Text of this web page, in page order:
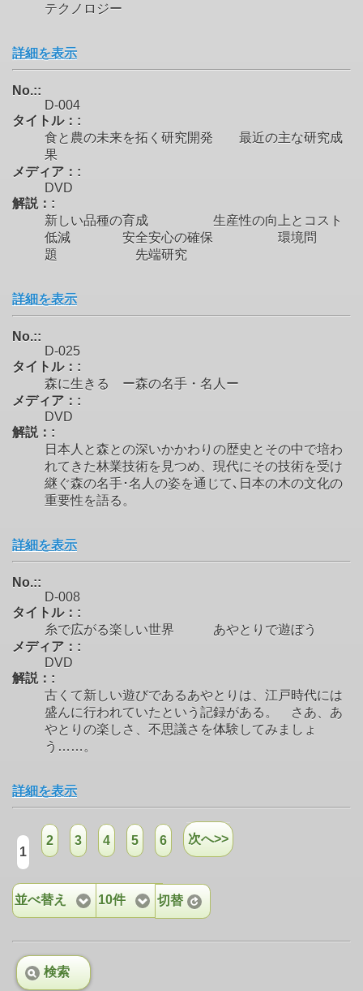
テクノロジー
詳細を表示
No.::
D-004
タイトル：:
食と農の未来を拓く研究開発 最近の主な研究成
果
メディア：:
DVD
解説：:
新しい品種の育成 生産性の向上とコスト
低減 安全安心の確保 環境問
題 先端研究
詳細を表示
No.::
D-025
タイトル：:
森に生きる ー森の名手・名人ー
メディア：:
DVD
解説：:
日本人と森との深いかかわりの歴史とその中で培わ
れてきた林業技術を見つめ、現代にその技術を受け
継ぐ森の名手･名人の姿を通じて､日本の木の文化の
重要性を語る。
詳細を表示
No.::
D-008
タイトル：:
糸で広がる楽しい世界 あやとりで遊ぼう
メディア：:
DVD
解説：:
古くて新しい遊びであるあやとりは、江戸時代には
盛んに行われていたという記録がある。 さあ、あ
やとりの楽しさ、不思議さを体験してみましょ
う……。
詳細を表示
1
2 3 4 5 6 次へ>>
並べ替え 10件 切替
検索